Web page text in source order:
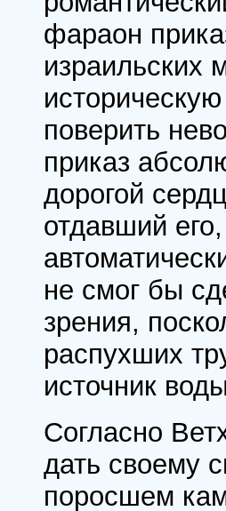
фараон
израильских
поверить
приказ
дорогой
отдавший
не смог бы
зрения,
распухших
источник
Согласно
дать своему
поросшем